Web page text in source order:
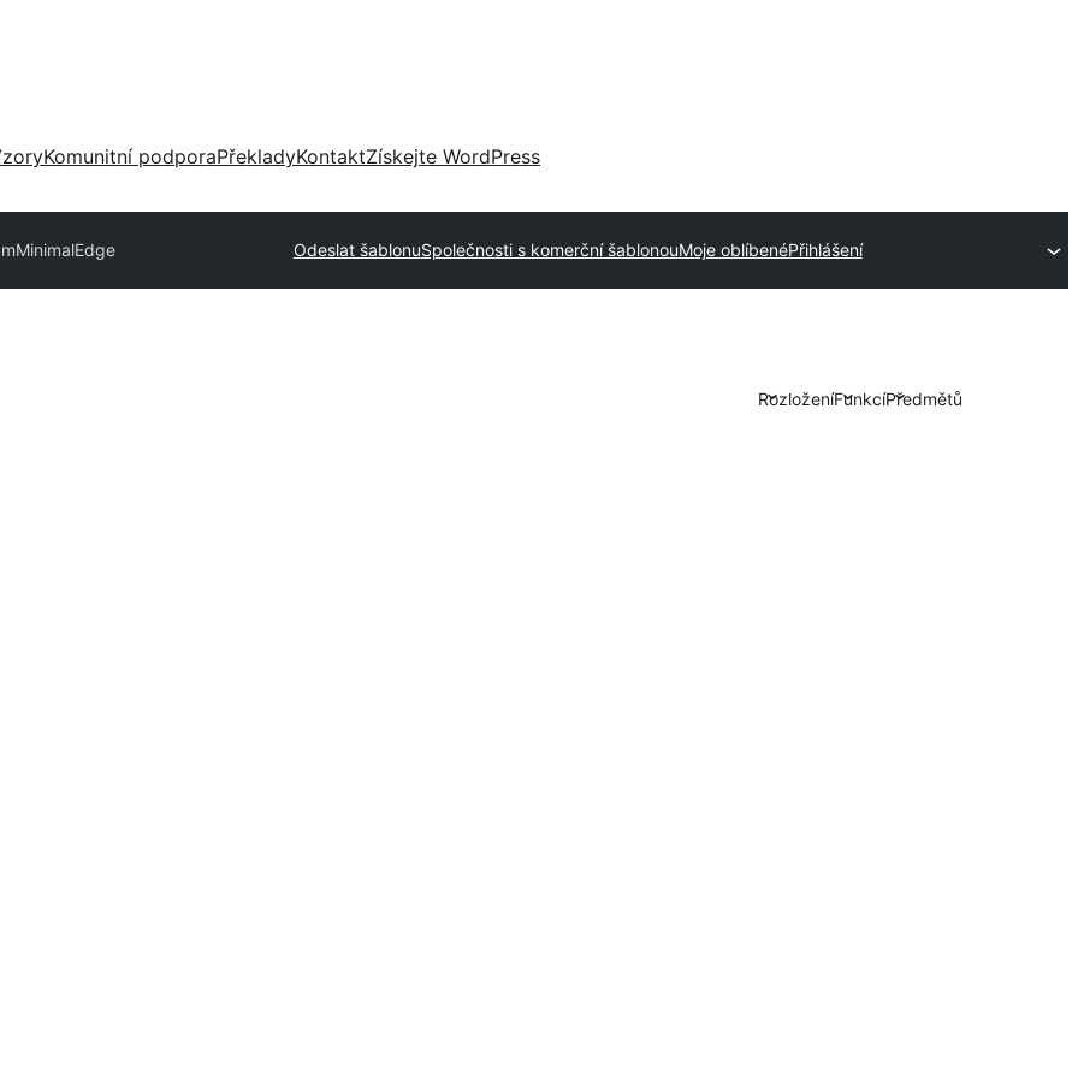
Komunitní podporaPřekladyKontaktZískejte WordPress
MinimalEdge Odeslat šablonuSpolečnosti s komerční šablonouMoje oblíbenéPřihlášení
RozloženíFunkcíPředmětů